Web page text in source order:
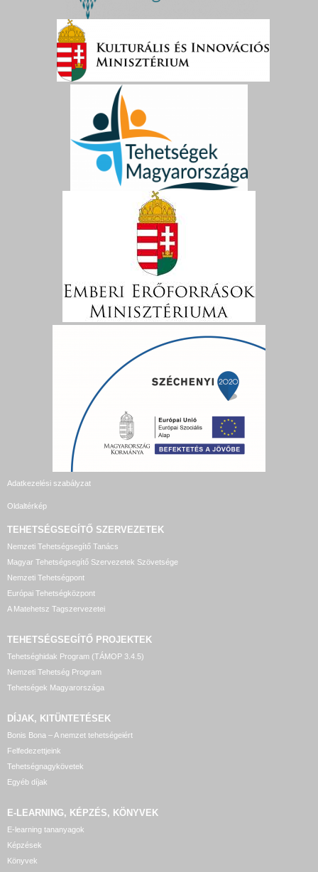
Adatkezelési szabályzat
Oldaltérkép
TEHETSÉGSEGÍTŐ SZERVEZETEK
Nemzeti Tehetségsegítő Tanács
Magyar Tehetségsegítő Szervezetek Szövetsége
Nemzeti Tehetségpont
Európai Tehetségközpont
A Matehetsz Tagszervezetei
TEHETSÉGSEGÍTŐ PROJEKTEK
Tehetséghidak Program (TÁMOP 3.4.5)
Nemzeti Tehetség Program
Tehetségek Magyarországa
DÍJAK, KITÜNTETÉSEK
Bonis Bona – A nemzet tehetségeiért
Felfedezettjeink
Tehetségnagykövetek
Egyéb díjak
E-LEARNING, KÉPZÉS, KÖNYVEK
E-learning tananyagok
Képzések
Könyvek